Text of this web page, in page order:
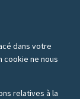
dans votre
cookie ne nous
relatives à la